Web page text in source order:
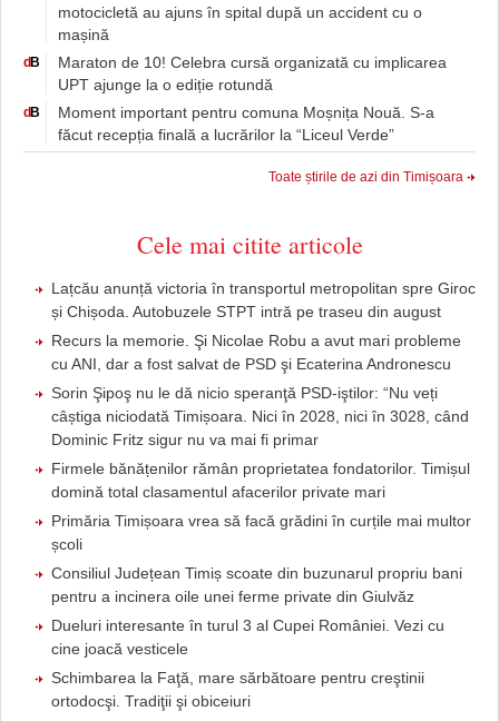
motocicletă au ajuns în spital după un accident cu o
mașină
dB
Maraton de 10! Celebra cursă organizată cu implicarea
UPT ajunge la o ediție rotundă
dB
Moment important pentru comuna Moșnița Nouă. S-a
făcut recepția finală a lucrărilor la “Liceul Verde”
Toate știrile de azi din Timișoara
Cele mai citite articole
Lațcău anunță victoria în transportul metropolitan spre Giroc
și Chișoda. Autobuzele STPT intră pe traseu din august
Recurs la memorie. Şi Nicolae Robu a avut mari probleme
cu ANI, dar a fost salvat de PSD şi Ecaterina Andronescu
Sorin Şipoş nu le dă nicio speranţă PSD-iştilor: “Nu veți
câștiga niciodată Timișoara. Nici în 2028, nici în 3028, când
Dominic Fritz sigur nu va mai fi primar
Firmele bănățenilor rămân proprietatea fondatorilor. Timișul
domină total clasamentul afacerilor private mari
Primăria Timișoara vrea să facă grădini în curțile mai multor
școli
Consiliul Județean Timiș scoate din buzunarul propriu bani
pentru a incinera oile unei ferme private din Giulvăz
Dueluri interesante în turul 3 al Cupei României. Vezi cu
cine joacă vesticele
Schimbarea la Faţă, mare sărbătoare pentru creştinii
ortodocşi. Tradiţii şi obiceiuri